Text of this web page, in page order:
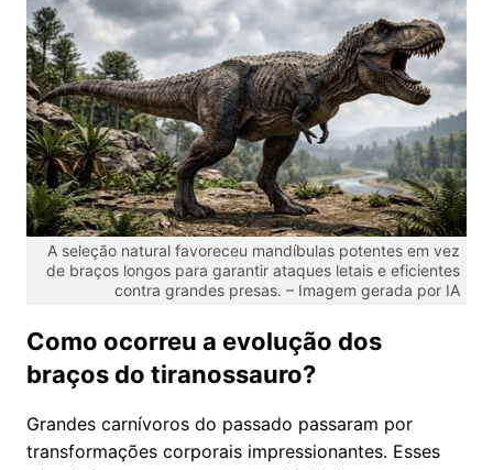
A seleção natural favoreceu mandíbulas potentes em vez
de braços longos para garantir ataques letais e eficientes
contra grandes presas. – Imagem gerada por IA
Como ocorreu a evolução dos
braços do tiranossauro?
Grandes carnívoros do passado passaram por
transformações corporais impressionantes. Esses